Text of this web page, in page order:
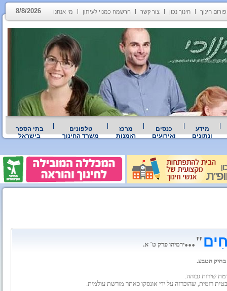
פורום חינוך חינוך נכון צור קשר הרשמה כמנוי לעיתון מי אנחנו 8/8/2026
מידע
ונתונים
כנסים
ואירועים
מרכז
הזמנות
טלפונים
משרד החינוך
בתי הספר
בישראל
"...ירמיהו פרק ט` א.
הטבע.
שירות גבוהה.
רומית, שהוכרזה על ידי אונסקו כאתר מורשת עולמית.